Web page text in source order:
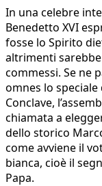
In una celebre
Benedetto XVI
fosse lo Spirito
altrimenti
commessi. Se ne
omnes lo speciale
Conclave,
chiamata a
dello storico
come avviene il
bianca, cioè il
Papa.